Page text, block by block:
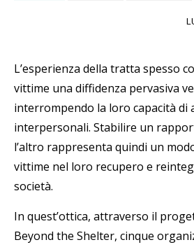
L’esperienza della tratta spesso
vittime una diffidenza pervasiva
interrompendo la loro capacità di
interpersonali. Stabilire un
l’altro rappresenta quindi un
vittime nel loro recupero e
società.
In quest’ottica, attraverso il
Beyond the Shelter, cinque